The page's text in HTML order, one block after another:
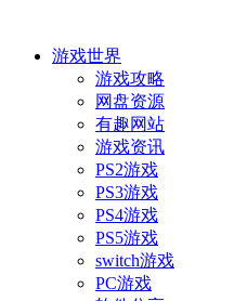
游戏世界
游戏攻略
网盘资源
有趣网站
游戏资讯
PS2游戏
PS3游戏
PS4游戏
PS5游戏
switch游戏
PC游戏